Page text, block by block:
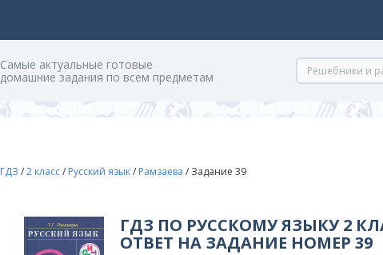
Cамые актуальные готовые
домашние задания по всем предметам
ГДЗ /2 класс/ Русский язык/ Рамзаева / Задание 39
ГДЗ ПО РУССКОМУ ЯЗЫКУ 2
ОТВЕТ НА ЗАДАНИЕ НОМЕР 39